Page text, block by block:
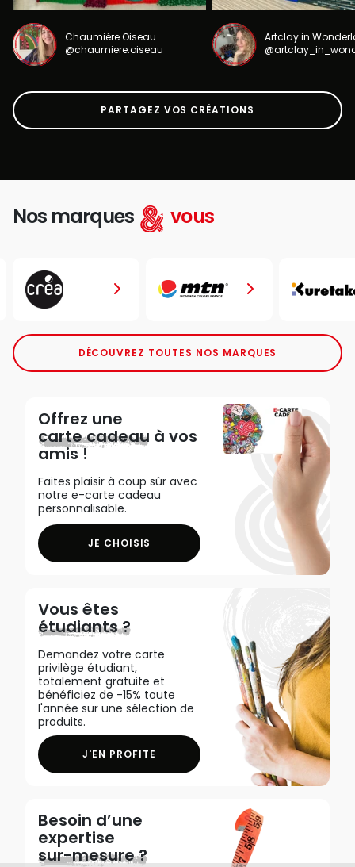
Chaumière Oiseau
@chaumiere.oiseau
Artclay in
PARTAGEZ VOS CRÉATIONS
Nos marques vous
DÉCOUVREZ TOUTES NOS MARQUES
Offrez une
carte cadeau à vos
amis !
Faites plaisir à coup sûr avec
notre e-carte cadeau
personnalisable.
JE CHOISIS
Vous êtes
étudiants ?
Demandez votre carte
privilège étudiant,
totalement gratuite et
bénéficiez de -15% toute
l'année sur une sélection de
produits.
J'EN PROFITE
Besoin d’une
expertise
sur-mesure ?